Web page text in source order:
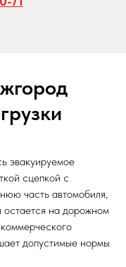
эвакуируемое
сцепкой с
часть автомобиля,
на дорожном
допустимые нормы